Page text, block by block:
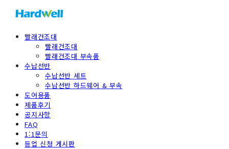
빨래건조대
빨래건조대
빨래건조대 부속품
수납선반
수납선반 세트
수납선반 하드웨어 & 부속
도어용품
제품후기
공지사항
FAQ
1:1문의
등업 신청 게시판